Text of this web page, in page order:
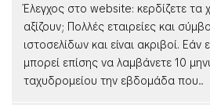
Έλεγχος στο website: κερδίζετε
αξίζουν; Πολλές εταιρείες και
ιστοσελίδων και είναι ακριβοί. Εάν
μπορεί επίσης να λαμβάνετε 10
ταχυδρομείου την εβδομάδα που...